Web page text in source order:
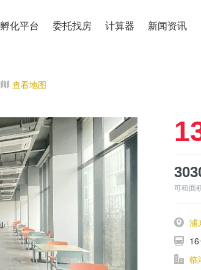
孵化平台 委托找房 计算器 新闻资讯
查看地图
可租面
浦
临